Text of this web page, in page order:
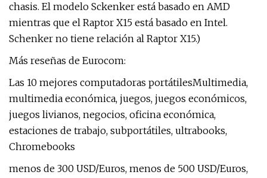
chasis. El modelo Sckenker está basado en AMD
mientras que el Raptor X15 está basado en Intel.
Schenker no tiene relación al Raptor X15.)
Más reseñas de Eurocom:
Las 10 mejores computadoras portátilesMultimedia,
multimedia económica, juegos, juegos económicos,
juegos livianos, negocios, oficina económica,
estaciones de trabajo, subportátiles, ultrabooks,
Chromebooks
menos de 300 USD/Euros, menos de 500 USD/Euros,